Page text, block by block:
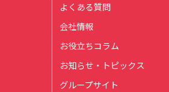
よくある質問
会社情報
お役立ちコラム
お知らせ・トピックス
グループサイト